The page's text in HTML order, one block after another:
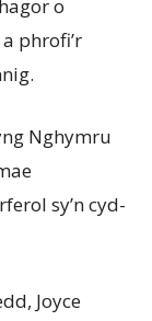
o
phrofi’r
Nghymru
sy’n cyd-
Joyce